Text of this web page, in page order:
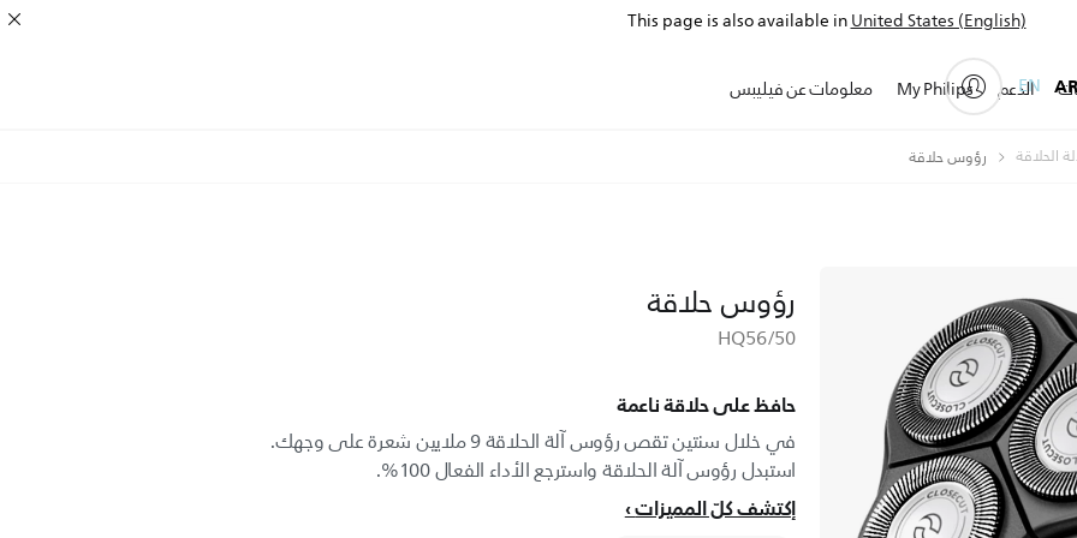
This page is also available inUnited States (English)
الدعم My Philips معلومات عن فيليبس EN
الحلاقة رؤوس حلاقة
رؤوس حلاقة
HQ56/50
حافظ على حلاقة ناعمة
في خلال سنتين تقص رؤوس آلة الحلاقة 9 ملايين شعرة على وجهك.
استبدل رؤوس آلة الحلاقة واسترجع الأداء الفعال 100%.
إكتشف كلّ المميزات